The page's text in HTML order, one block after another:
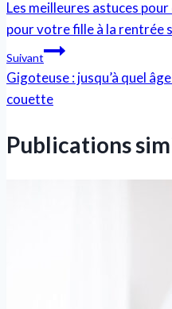
Les meilleures astuces
pour votre fille à la rentrée
Suivant
Gigoteuse : jusqu’à quel
couette
Publications